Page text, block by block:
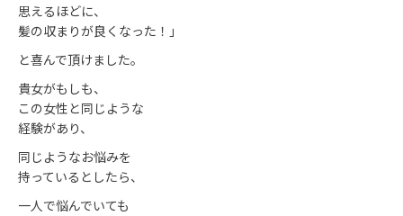
思えるほどに、
髪の収まりが良くなった！」
と喜んで頂けました。
貴女がもしも、
この女性と同じような
経験があり、
同じようなお悩みを
持っているとしたら、
一人で悩んでいても